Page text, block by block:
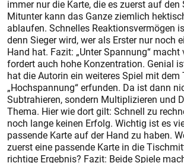
immer nur die Karte, die es zuerst auf
Mitunter kann das Ganze ziemlich
ablaufen. Schnelles Reaktionsvermögen
denn Sieger wird, wer als Erster nur noch
Hand hat. Fazit: „Unter Spannung“ macht
fordert auch hohe Konzentration. Genial
hat die Autorin ein weiteres Spiel mit dem
„Hochspannung“ erfunden. Da ist dann
Subtrahieren, sondern Multiplizieren und
Thema. Hier wie dort gilt: Schnell zu
noch lange keinen Erfolg. Wichtig ist es
passende Karte auf der Hand zu haben.
zuerst eine passende Karte in die
richtige Ergebnis? Fazit: Beide Spiele